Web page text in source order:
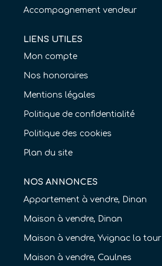
Accompagnement vendeur
LIENS UTILES
Mon compte
Nos honoraires
Mentions légales
Politique de confidentialité
Politique des cookies
Plan du site
NOS ANNONCES
Appartement à vendre, Dinan
Maison à vendre, Dinan
Maison à vendre, Yvignac la tour
Maison à vendre, Caulnes